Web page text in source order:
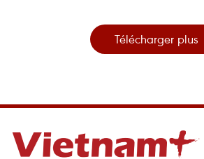
Télécharger plus